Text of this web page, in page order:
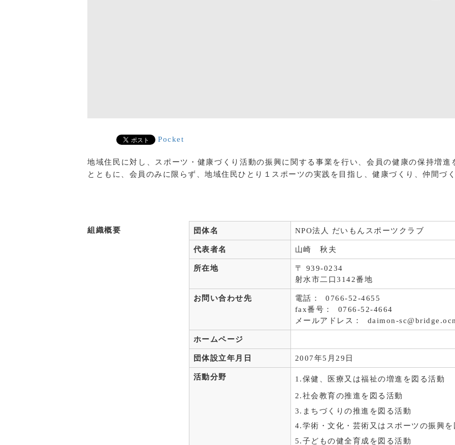
Pocket
地域住民に対し、スポーツ・健康づくり活動の振興に関する事業を行い、会員の健康の保持増
とともに、会員のみに限らず、地域住民ひとり１スポーツの実践を目指し、健康づくり、仲間づ
組織概要 団体名 NPO法人 だいもんスポーツクラブ
代表者名 山崎 秋夫
所在地
〒 939-0234
射水市二口3142番地
お問い合わせ先
電話： 0766-52-4655
fax番号： 0766-52-4664
メールアドレス： daimon-
ホームページ
団体設立年月日 2007年5月29日
活動分野 1.保健、医療又は福祉の増進を図る活動
2.社会教育の推進を図る活動
3.まちづくりの推進を図る活動
4.学術・文化・芸術又はスポーツの振興
5.子どもの健全育成を図る活動